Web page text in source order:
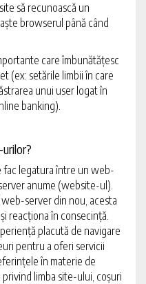
să recunoască un
browserul până când
care îmbunătățesc
(ex: setările limbii în care
unui user logat în
banking).
fac legatura între un web-
anume (website-ul).
server din nou, acesta
reacționa în consecință.
placută de navigare
pentru a oferi servicii
în materie de
limba site-ului, coșuri